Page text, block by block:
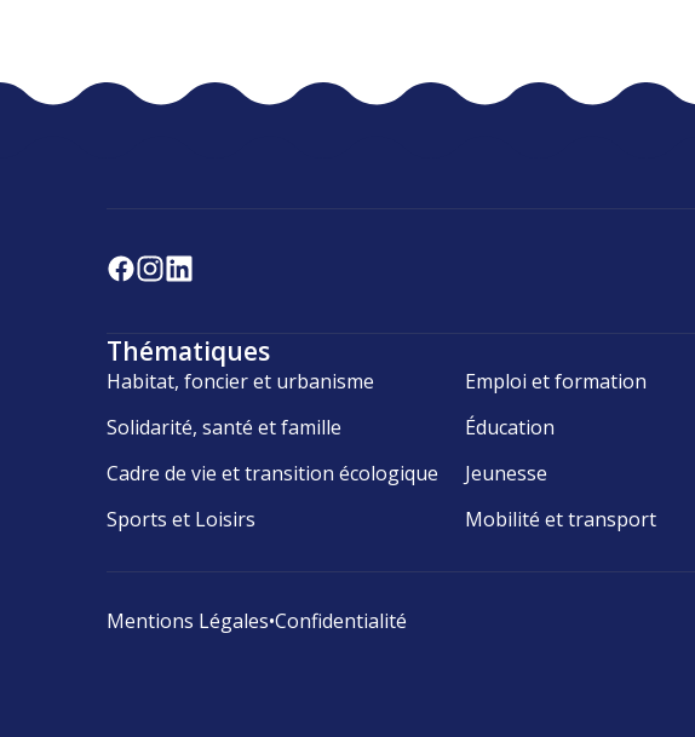
Thématiques
Habitat, foncier et urbanisme Emploi et formation
Solidarité, santé et famille
Éducation
Cadre de vie et transition écologique
Jeunesse
Sports et Loisirs
Mobilité et transport
Mentions Légales•Confidentialité